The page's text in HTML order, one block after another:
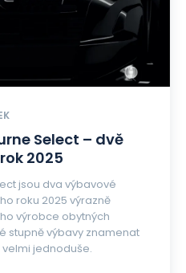
Select – dvě
2025
jsou dva výbavové
roku 2025 výrazně
výrobce obytných
stupně výbavy znamenat
velmi jednoduše.